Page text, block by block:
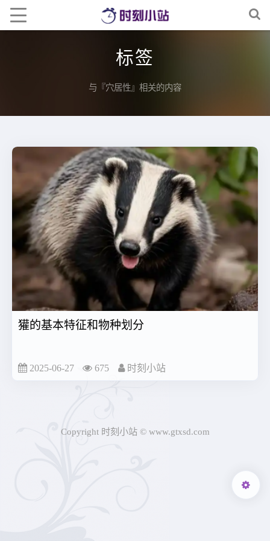
标签
与『穴居性』相关的内容
獾的基本特征和物种划分
2025-06-27 675 时刻小站
Copyright 时刻小站 © www.gtxsd.com